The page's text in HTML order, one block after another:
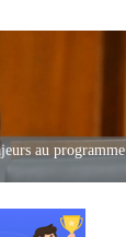
au programme